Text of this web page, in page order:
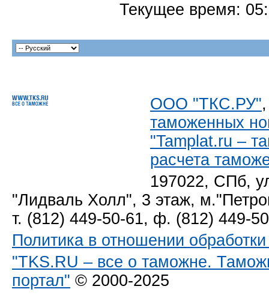
Текущее время:
ООО "ТКС.РУ"
таможенных
"Tamplat.ru –
расчета
197022, СПб,
"Лидваль Холл", 3 этаж,
т. (812) 449-50-61, ф. (812) 449-
Политика в отношении
"TKS.RU – все о таможне.
портал" © 2000-2025